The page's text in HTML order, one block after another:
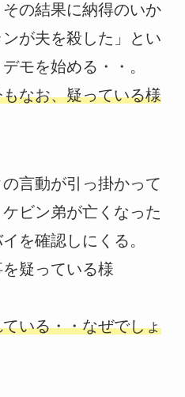
の結果に納得のいか
が夫を殺した」とい
モを始める・・。
なお、疑っている様
言動が引っ掛かって
ビン弟が亡くなった
を確認しにくる。
疑っている様
いる・・なぜでしょ